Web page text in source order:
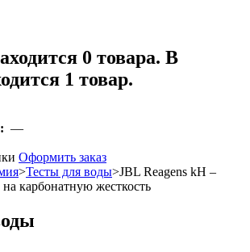
0 товара. В
1 товар.
—
Оформить заказ
>Тесты для воды>JBL Reagens kH –
на карбонатную жесткость